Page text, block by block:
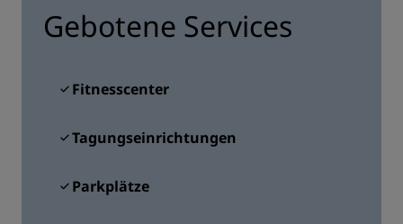
Gebotene Services
Fitnesscenter
Tagungseinrichtungen
Parkplätze